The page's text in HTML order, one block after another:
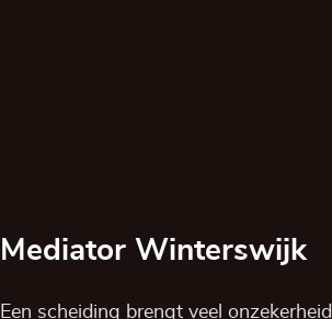
Mediator Winterswijk
Een scheiding brengt veel